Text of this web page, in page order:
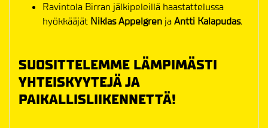
Ravintola Birran jälkipeleillä haastattelussa
hyökkääjät Niklas Appelgren jaAntti Kalapudas.
SUOSITTELEMME LÄMPIMÄSTI
YHTEISKYYTEJÄ JA
PAIKALLISLIIKENNETTÄ!